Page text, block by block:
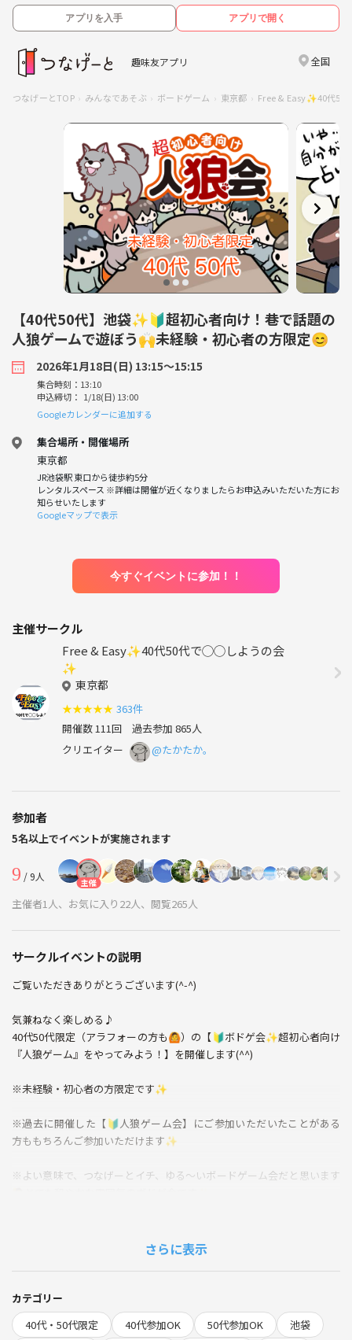
アプリを入手 アプリで開く
趣味友アプリ 全国
つなげーとTOP みんなであそぶ ボードゲーム 東京都 Free & Easy✨40代
【40代50代】池袋✨🔰超初心者向け！巷で話題の
人狼ゲームで遊ぼう🙌未経験・初心者の方限定😊
2026年1月18日(日) 13:15〜15:15
集合時刻：13:10
申込締切： 1/18(日) 13:00
Googleカレンダーに追加する
集合場所・開催場所
東京都
JR池袋駅 東口から徒歩約5分
レンタルスペース ※詳細は開催が近くなりましたらお申込みいただいた方にお
知らせいたします
Googleマップで表示
今すぐイベントに参加！！
主催サークル
Free & Easy✨40代50代で◯◯しようの会
✨
東京都
★★★★★ 363件
開催数 111回 過去参加 865人
クリエイター
@たかたか。
参加者
5名以上でイベントが実施されます
9 / 9人 主催
主催者1人、お気に入り22人、閲覧265人
サークルイベントの説明
ご覧いただきありがとうございます(^-^)
気兼ねなく楽しめる♪
40代50代限定（アラフォーの方も🙆）の【🔰ボドゲ会✨超初心者向け
『人狼ゲーム』をやってみよう！】を開催します(^^)
※未経験・初心者の方限定です✨
※過去に開催した【🔰人狼ゲーム会】にご参加いただいたことがある
方ももちろんご参加いただけます✨
※よい意味で、つなげーとイチ、ゆる〜いボードゲーム会だと思います
人狼ゲームはボードゲームのひとつです。大人気ゲームなので皆さん名
（人狼）』に分かれて、みんなで話し合いをして、ウソをついているプ
レイヤーを当てる心理ゲームです
ただ、
さらに表示
カテゴリー
40代・50代限定
40代参加OK 50代参加OK
池袋